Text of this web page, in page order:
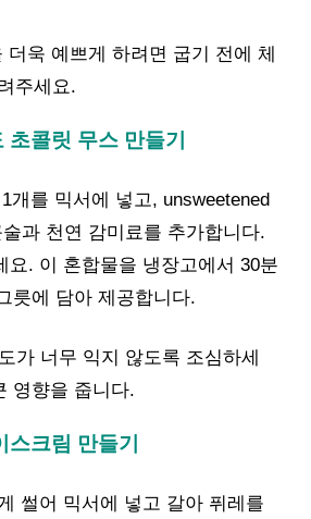
더욱 예쁘게 하려면 굽기 전에 체
주세요.
콜릿 무스 만들기
개를 믹서에 넣고, unsweetened
과 천연 감미료를 추가합니다.
요. 이 혼합물을 냉장고에서 30분
릇에 담아 제공합니다.
가 너무 익지 않도록 조심하세
영향을 줍니다.
크림 만들기
썰어 믹서에 넣고 갈아 퓌레를